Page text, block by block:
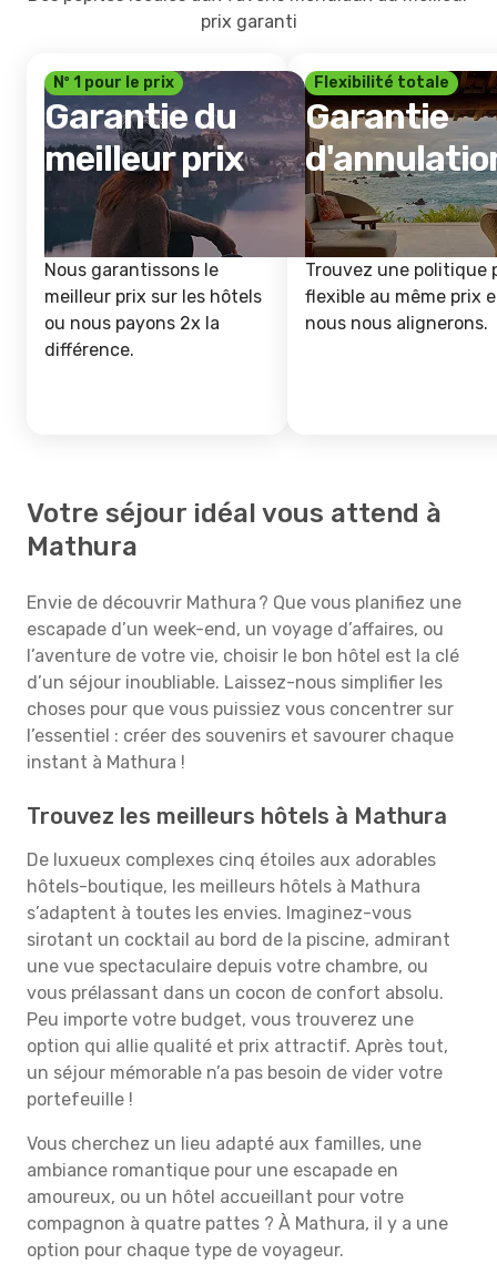
prix garanti
Nº 1 pour le prix
Garantie du
meilleur prix
Nous garantissons le
meilleur prix sur les hôtels
ou nous payons 2x la
différence.
Flexibilité totale
Garantie
Trouvez une politique
flexible au même prix
nous nous alignerons.
Votre séjour idéal vous attend à
Mathura
Envie de découvrir Mathura ? Que vous planifiez une
escapade d’un week-end, un voyage d’affaires, ou
l’aventure de votre vie, choisir le bon hôtel est la clé
d’un séjour inoubliable. Laissez-nous simplifier les
choses pour que vous puissiez vous concentrer sur
l’essentiel : créer des souvenirs et savourer chaque
instant à Mathura !
Trouvez les meilleurs hôtels à Mathura
De luxueux complexes cinq étoiles aux adorables
hôtels-boutique, les meilleurs hôtels à Mathura
s’adaptent à toutes les envies. Imaginez-vous
sirotant un cocktail au bord de la piscine, admirant
une vue spectaculaire depuis votre chambre, ou
vous prélassant dans un cocon de confort absolu.
Peu importe votre budget, vous trouverez une
option qui allie qualité et prix attractif. Après tout,
un séjour mémorable n’a pas besoin de vider votre
portefeuille !
Vous cherchez un lieu adapté aux familles, une
ambiance romantique pour une escapade en
amoureux, ou un hôtel accueillant pour votre
compagnon à quatre pattes ? À Mathura, il y a une
option pour chaque type de voyageur.